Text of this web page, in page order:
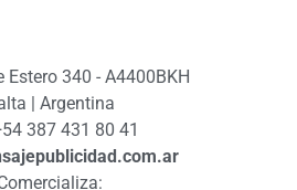
Estero 340 - A4400BKH
| Argentina
387 431 80 41